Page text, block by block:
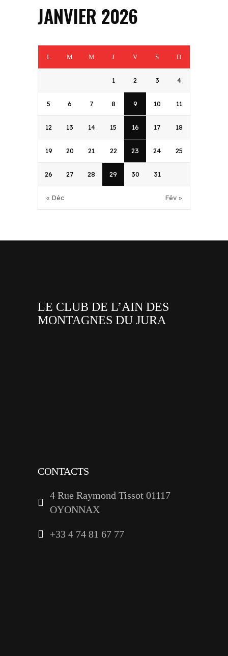
JANVIER 2026
L M M J V S D
« Déc Fév »
1 2 3 4
5 6 7 8 9 10 11
12 13 14 15 16 17 18
19 20 21 22 23 24 25
26 27 28 29 30 31
LE CLUB DE L’AIN DES
MONTAGNES DU JURA
CONTACTS
4 Rue Raymond Tissot 01117
OYONNAX
+33 4 74 81 67 77